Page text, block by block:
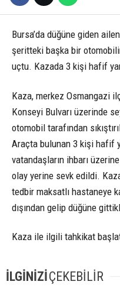
Bursa’da düğüne giden
şeritteki başka bir
uçtu. Kazada 3 kişi hafif
Kaza, merkez Osmangazi
Konseyi Bulvarı üzerinde
otomobil tarafından
Araçta bulunan 3 kişi hafif
vatandaşların ihbarı
olay yerine sevk edildi.
tedbir maksatlı hastaneye
dışından gelip düğüne
Kaza ile ilgili tahkikat
İLGİNİZİÇEKEBİLİR